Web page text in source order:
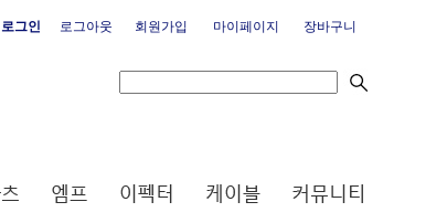
로그인 로그아웃 회원가입 마이페이지 장바구니